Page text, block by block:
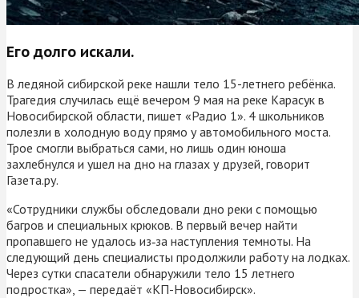
Его долго искали.
В ледяной сибирской реке нашли тело 15-летнего ребёнка.
Трагедия случилась ещё вечером 9 мая на реке Карасук в
Новосибирской области, пишет «Радио 1». 4 школьников
полезли в холодную воду прямо у автомобильного моста.
Трое смогли выбраться сами, но лишь один юноша
захлебнулся и ушел на дно на глазах у друзей, говорит
Газета.ру.
«Сотрудники службы обследовали дно реки с помощью
багров и специальных крюков. В первый вечер найти
пропавшего не удалось из‑за наступления темноты. На
следующий день специалисты продолжили работу на лодках.
Через сутки спасатели обнаружили тело 15 летнего
подростка», — передаёт «КП-Новосибирск».